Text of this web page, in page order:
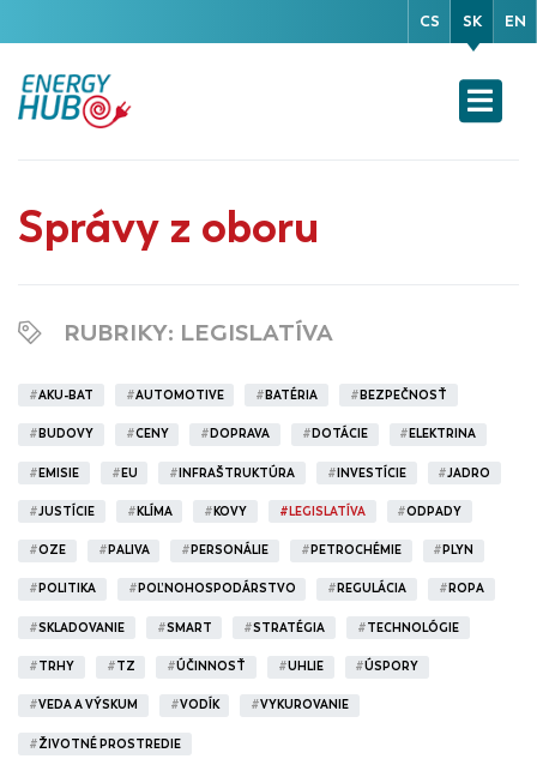
CS SK EN
Správy z oboru
RUBRIKY: LEGISLATÍVA
#AKU-BAT #AUTOMOTIVE # BATÉRIA # BEZPEČNOSŤ
# BUDOVY #CENY # DOPRAVA # DOTÁCIE # ELEKTRINA
# EMISIE # EU # INFRAŠTRUKTÚRA # INVESTÍCIE #JADRO
#JUSTÍCIE # KLÍMA # KOVY # LEGISLATÍVA #ODPADY
#OZE # PALIVA # PERSONÁLIE # PETROCHÉMIE # PLYN
#POLITIKA #POĽNOHOSPODÁRSTVO #REGULÁCIA #ROPA
#SKLADOVANIE #SMART #STRATÉGIA #TECHNOLÓGIE
#TRHY #TZ #ÚČINNOSŤ #UHLIE #ÚSPORY
#VEDA A VÝSKUM #VODÍK #VYKUROVANIE
#ŽIVOTNÉ PROSTREDIE